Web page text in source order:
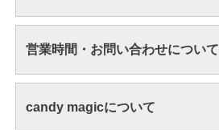
営業時間・お問い合わせについて
candy magicについて